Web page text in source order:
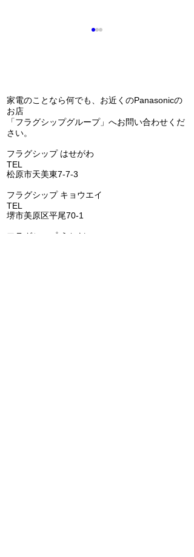
インソールの研修
家電のことなら何でも、お近くのPanasonicの
お店
「フラグシップグループ」へお問い合わせくだ
さい。
​フラグシップ はせがわ
TEL
松原市天美東7-7-3
フラグシップ キョウエイ
TEL
堺市美原区平尾70-1
​フラグシップ うちだ